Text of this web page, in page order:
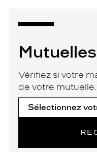
Mutuelles
Vérifiez si votre
de votre mutuelle.